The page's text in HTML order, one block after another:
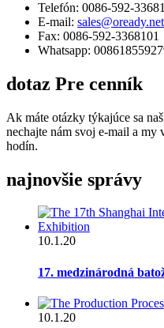
Telefón: 0086-592-
E-mail: sales@oready.net
Fax: 0086-592-3368101
Whatsapp:
dotaz Pre cenník
Ak máte otázky týkajúce sa
nechajte nám svoj e-mail a my
hodín.
najnovšie správy
10.1.20
17. medzinárodná
10.1.20